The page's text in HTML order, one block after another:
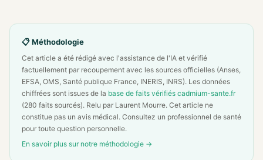
📋 Méthodologie
Cet article a été rédigé avec l'assistance de l'IA et vérifié
factuellement par recoupement avec les sources officielles (Anses,
EFSA, OMS, Santé publique France, INERIS, INRS). Les données
chiffrées sont issues de la base de faits vérifiés cadmium-sante.fr
(280 faits sourcés). Relu par Laurent Mourre. Cet article ne
constitue pas un avis médical. Consultez un professionnel de santé
pour toute question personnelle.
En savoir plus sur notre méthodologie →